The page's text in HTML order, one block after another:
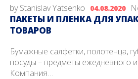
byStanislav Yatsenko 04.08.2020
ПАКЕТЫ И ПЛЕНКА ДЛЯ
ТОВАРОВ
Бумажные салфетки, полотенца,
посуды – предметы ежедневного
Компания…